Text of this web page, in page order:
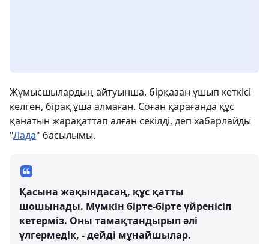
Жұмысшылардың айтуынша, бірқазан ұшып кеткісі
келген, бірақ ұша алмаған. Соған қарағанда құс
қанатын жарақаттап алған секілді, деп хабарлайды
"Лада" басылымы.
Қасына жақындасаң, құс қатты
шошынады. Мүмкін бірте-бірте үйренісіп
кетерміз. Оны тамақтандырып әлі
үлгермедік, - дейді мұнайшылар.